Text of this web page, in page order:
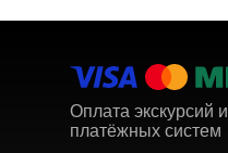
Оплата экскурсий
платёжных систем